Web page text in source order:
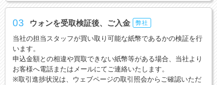
03 ウォンを受取検証後、ご入金 弊社
当社の担当スタッフが買い取り可能な紙幣であるかの検証を行
います。
申込金額との相違や買取できない紙幣等がある場合、当社より
お客様へ電話またはメールにてご連絡いたします。
※取引進捗状況は、ウェブページの取引照会からご確認いただ